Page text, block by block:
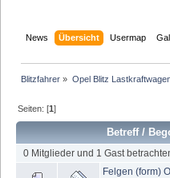
News Übersicht Usermap
Blitzfahrer » Opel Blitz
Seiten: [1]
Betreff/
0 Mitglieder und 1 Gast
Felgen (form)